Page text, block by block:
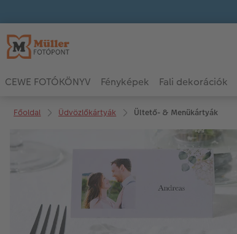
CEWE FOTÓKÖNYV Fényképek Fali dekorációk
Főoldal Üdvözlőkártyák Ültető- & Menükártyák